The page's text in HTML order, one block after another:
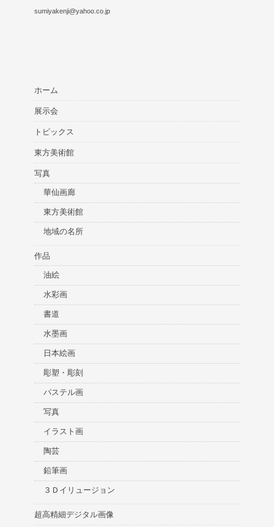
sumiyakenji@yahoo.co.jp
ホーム
展示会
トピックス
東方美術館
写真
華仙画廊
東方美術館
地域の名所
作品
油絵
水彩画
書道
水墨画
日本絵画
彫塑・彫刻
パステル画
写真
イラスト画
陶芸
鉛筆画
３Ｄイリュージョン
超高精細デジタル画像